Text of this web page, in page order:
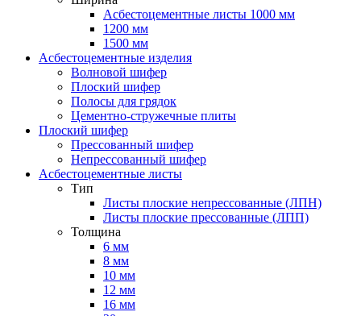
Асбестоцементные листы 1000 мм
1200 мм
1500 мм
Асбестоцементные изделия
Волновой шифер
Плоский шифер
Полосы для грядок
Цементно-стружечные плиты
Плоский шифер
Прессованный шифер
Непрессованный шифер
Асбестоцементные листы
Тип
Листы плоские непрессованные (ЛПН)
Листы плоские прессованные (ЛПП)
Толщина
6 мм
8 мм
10 мм
12 мм
16 мм